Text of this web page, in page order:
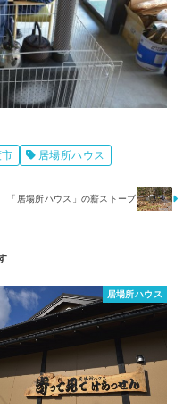
居場所ハウス
「居場所ハウス」の薪ストーブ
居場所ハウス